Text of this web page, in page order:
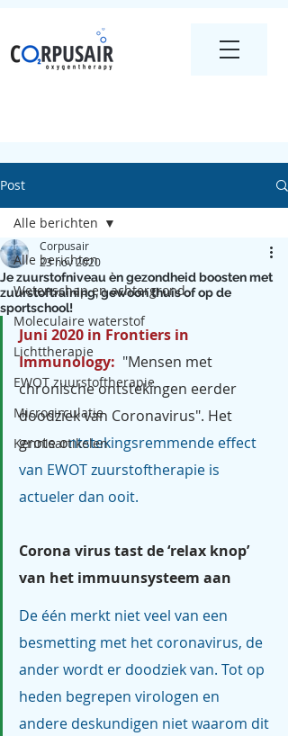
Post
Alle berichten
Wetenschap en achtergrond
Moleculaire waterstof
Lichttherapie
EWOT zuurstoftherapie
Microcirculatie
Kennisartikelen
Alle berichten
Je zuurstofniveau èn gezondheid boosten met
zuurstoftraining, gewoon thuis of op de
sportschool!
Corpusair
23 nov 2020
Juni 2020 in Frontiers in
Immunology: "Mensen met
chronische ontstekingen eerder
doodziek van Coronavirus". Het
grote ontstekingsremmende effect
van EWOT zuurstoftherapie is
actueler dan ooit.
Corona virus tast de ‘relax knop’
van het immuunsysteem aan
De één merkt niet veel van een
besmetting met het coronavirus, de
ander wordt er doodziek van. Tot op
heden begrepen virologen en
andere deskundigen niet waarom dit